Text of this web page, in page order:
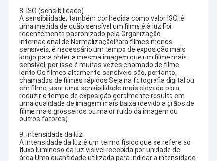
8. ISO (sensibilidade)
A sensibilidade, também conhecida como valor ISO, é
uma medida de quão sensível um filme é à luz.Foi
recentemente padronizado pela Organização
Internacional de NormalizaçãoPara filmes menos
sensíveis, é necessário um tempo de exposição mais
longo para obter a mesma imagem que um filme mais
sensível, por isso é muitas vezes chamado de filme
lento.Os filmes altamente sensíveis são, portanto,
chamados de filmes rápidos.Seja na fotografia digital ou
em filme, usar uma sensibilidade mais elevada para
reduzir o tempo de exposição geralmente resulta em
uma qualidade de imagem mais baixa (devido a grãos de
filme mais grosseiros ou maior ruído da imagem ou
outros fatores).
9. intensidade da luz
A intensidade da luz é um termo físico que se refere ao
fluxo luminoso da luz visível recebida por unidade de
área.Uma quantidade utilizada para indicar a intensidade